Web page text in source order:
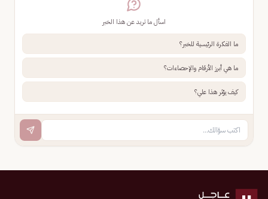
اسأل ما تريد عن هذا الخبر
ما الفكرة الرئيسية للخبر؟
ما هي أبرز الأرقام والإحصاءات؟
كيف يؤثر هذا علي؟